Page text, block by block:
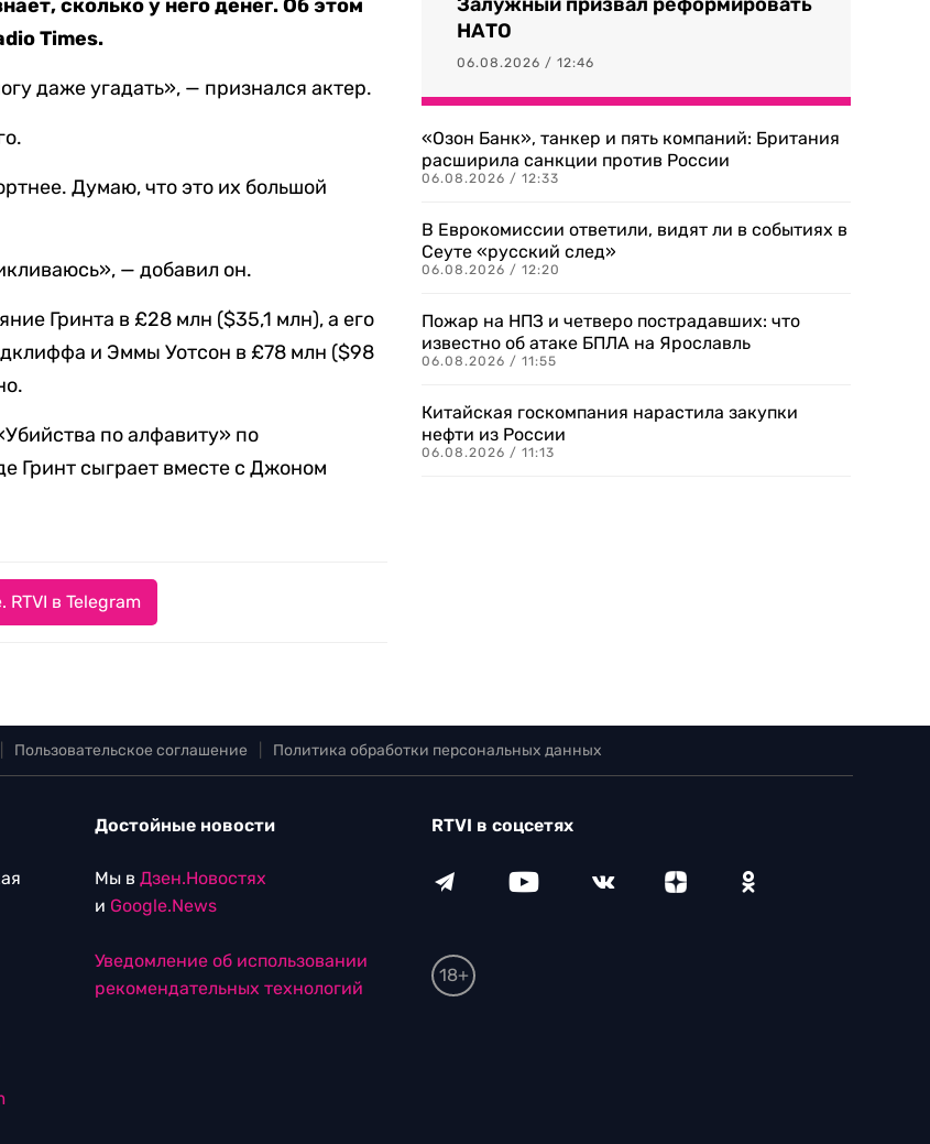
сколько у него денег. Об этом
Times.
даже угадать», — признался актер.
Думаю, что это их большой
— добавил он.
Гринта в £28 млн ($35,1 млн), а его
и Эммы Уотсон в £78 млн ($98
по алфавиту» по
Гринт сыграет вместе с Джоном
в Telegram
НАТО
06.08.2026 / 12:46
«Озон Банк», танкер и пять компаний: Британия
расширила санкции против России
06.08.2026 / 12:33
В Еврокомиссии ответили, видят ли в событиях в
Сеуте «русский след»
06.08.2026 / 12:20
Пожар на НПЗ и четверо пострадавших: что
известно об атаке БПЛА на Ярославль
06.08.2026 / 11:55
Китайская госкомпания нарастила закупки
нефти из России
06.08.2026 / 11:13
Пользовательское соглашение Политика обработки персональных данных
Достойные новости
Мы в Дзен.Новостях
и Google.News
Уведомление об использовании
рекомендательных технологий
RTVI в соцсетях
18+